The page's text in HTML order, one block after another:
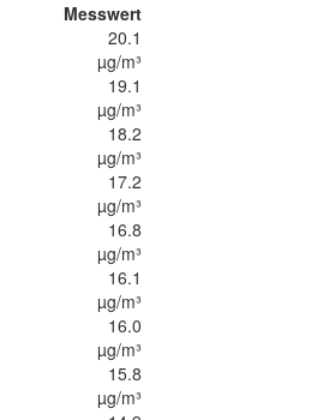
Messwert
20.1
µg/m³
19.1
µg/m³
18.2
µg/m³
17.2
µg/m³
16.8
µg/m³
16.1
µg/m³
16.0
µg/m³
15.8
µg/m³